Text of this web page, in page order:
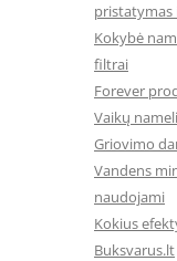
pristatymas
Kokybė
filtrai
Forever
Vaikų
Griovimo
Vandens
naudojami
Kokius
Buksvarus.lt